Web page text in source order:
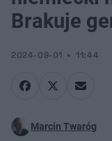
Brakuje
2024-09-01 11:44
Marcin Twaróg